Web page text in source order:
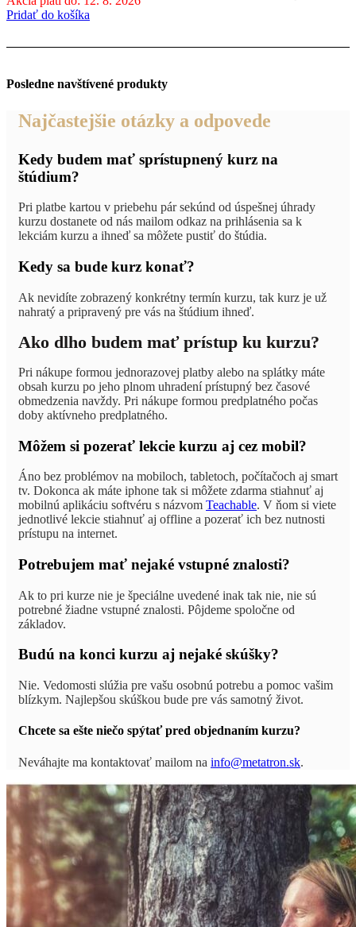
Pridať do košíka
Posledne navštívené produkty
Najčastejšie otázky a odpovede
Kedy budem mať sprístupnený kurz na
štúdium?
Pri platbe kartou v priebehu pár sekúnd od úspešnej úhrady
kurzu dostanete od nás mailom odkaz na prihlásenia sa k
lekciám kurzu a ihneď sa môžete pustiť do štúdia.
Kedy sa bude kurz konať?
Ak nevidíte zobrazený konkrétny termín kurzu, tak kurz je už
nahratý a pripravený pre vás na štúdium ihneď.
Ako dlho budem mať prístup ku kurzu?
Pri nákupe formou jednorazovej platby alebo na splátky máte
obsah kurzu po jeho plnom uhradení prístupný bez časové
obmedzenia navždy. Pri nákupe formou predplatného počas
doby aktívneho predplatného.
Môžem si pozerať lekcie kurzu aj cez mobil?
Áno bez problémov na mobiloch, tabletoch, počítačoch aj smart
tv. Dokonca ak máte iphone tak si môžete zdarma stiahnuť aj
mobilnú aplikáciu softvéru s názvom Teachable. V ňom si viete
jednotlivé lekcie stiahnuť aj offline a pozerať ich bez nutnosti
prístupu na internet.
Potrebujem mať nejaké vstupné znalosti?
Ak to pri kurze nie je špeciálne uvedené inak tak nie, nie sú
potrebné žiadne vstupné znalosti. Pôjdeme spoločne od
základov.
Budú na konci kurzu aj nejaké skúšky?
Nie. Vedomosti slúžia pre vašu osobnú potrebu a pomoc vašim
blízkym. Najlepšou skúškou bude pre vás samotný život.
Chcete sa ešte niečo spýtať pred objednaním kurzu?
Neváhajte ma kontaktovať mailom na info@metatron.sk.